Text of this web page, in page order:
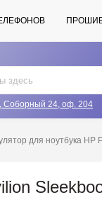
Соборный 24, оф. 204
для ноутбука